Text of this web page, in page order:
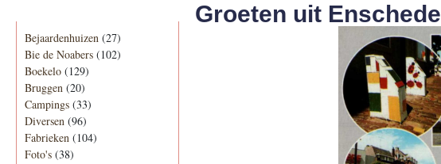
Bejaardenhuizen (27)
Bie de Noabers (102)
Boekelo (129)
Bruggen (20)
Campings (33)
Diversen (96)
Fabrieken (104)
Foto's (38)
Groeten uit Enschede